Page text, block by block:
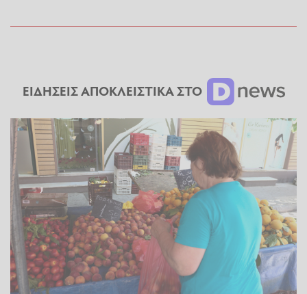
ΕΙΔΗΣΕΙΣ ΑΠΟΚΛΕΙΣΤΙΚΑ ΣΤΟ